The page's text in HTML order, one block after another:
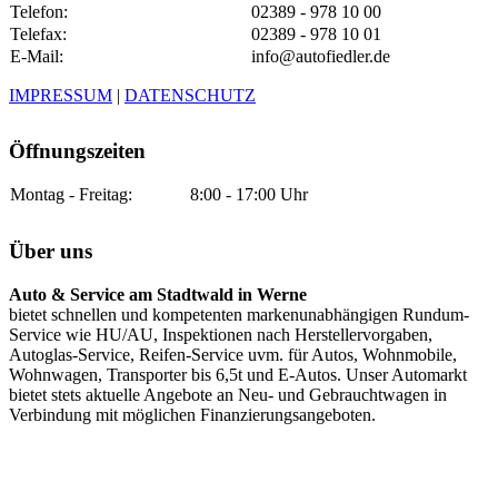
Telefon:
02389 - 978 10 00
Telefax:
02389 - 978 10 01
E-Mail:
info@autofiedler.de
IMPRESSUM | DATENSCHUTZ
Öffnungszeiten
Montag - Freitag: 8:00 - 17:00 Uhr
Über uns
Auto & Service am Stadtwald in Werne
bietet schnellen und kompetenten markenunabhängigen Rundum-
Service wie HU/AU, Inspektionen nach Herstellervorgaben,
Autoglas-Service, Reifen-Service uvm. für Autos, Wohnmobile,
Wohnwagen, Transporter bis 6,5t und E-Autos. Unser Automarkt
bietet stets aktuelle Angebote an Neu- und Gebrauchtwagen in
Verbindung mit möglichen Finanzierungsangeboten.